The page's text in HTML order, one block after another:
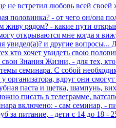
не встретил любовь всей
половинка? - от чего он/она
живу рядом? - какие пути
открываются мне когда я
увидел(а)? и другие вопросы...
кто хочет увидеть свою
свои Знания Жизни, - для тех,
семинара. С собой
организатора, вдруг они
паста и щетка, шампунь,
писать в телеграмме,
включено: - сам семинар, -
за питание, - дети с 14 до 18